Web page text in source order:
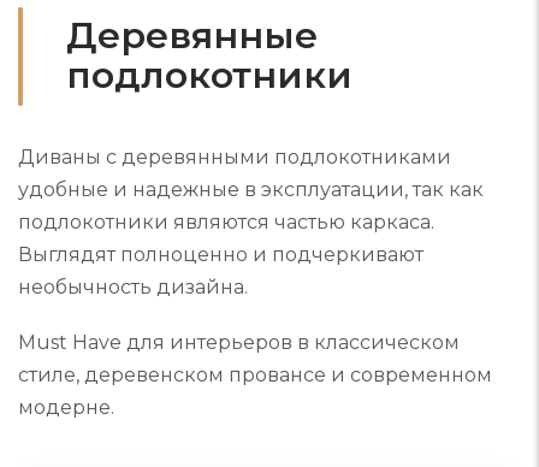
Деревянные
подлокотники
Диваны с деревянными подлокотниками
удобные и надежные в эксплуатации, так как
подлокотники являются частью каркаса.
Выглядят полноценно и подчеркивают
необычность дизайна.
Must Have для интерьеров в классическом
стиле, деревенском провансе и современном
модерне.